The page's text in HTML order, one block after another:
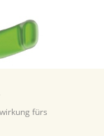
fürs